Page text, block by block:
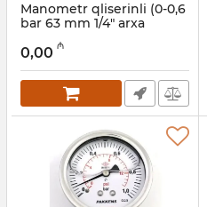
Manometr qliserinli (0-0,6
bar 63 mm 1/4" arxa
0631001201
Artikul: 006001217
0,00 ₼